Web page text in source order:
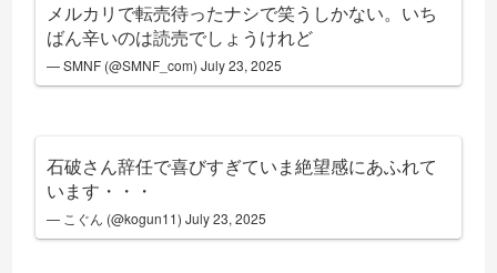
メルカリで転売待ったナシで笑うしかない。いち
ばん辛いのは読売でしょうけれど
— SMNF (@SMNF_com)July 23, 2025
石破さん辞任で喜びすぎていま絶望感にあふれて
います・・・
— こぐん (@kogun11)July 23, 2025